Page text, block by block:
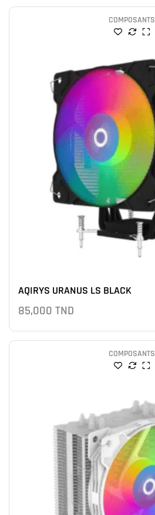
COMPOSANTS
AQIRYS URANUS LS BLACK
85,000 TND
COMPOSANTS